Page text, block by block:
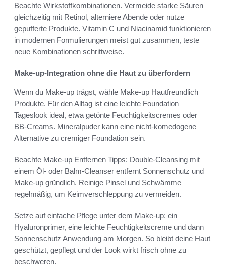
Beachte Wirkstoffkombinationen. Vermeide starke Säuren
gleichzeitig mit Retinol, alterniere Abende oder nutze
gepufferte Produkte. Vitamin C und Niacinamid funktionieren
in modernen Formulierungen meist gut zusammen, teste
neue Kombinationen schrittweise.
Make-up-Integration ohne die Haut zu überfordern
Wenn du Make-up trägst, wähle Make-up Hautfreundlich
Produkte. Für den Alltag ist eine leichte Foundation
Tageslook ideal, etwa getönte Feuchtigkeitscremes oder
BB-Creams. Mineralpuder kann eine nicht-komedogene
Alternative zu cremiger Foundation sein.
Beachte Make-up Entfernen Tipps: Double-Cleansing mit
einem Öl- oder Balm-Cleanser entfernt Sonnenschutz und
Make-up gründlich. Reinige Pinsel und Schwämme
regelmäßig, um Keimverschleppung zu vermeiden.
Setze auf einfache Pflege unter dem Make-up: ein
Hyaluronprimer, eine leichte Feuchtigkeitscreme und dann
Sonnenschutz Anwendung am Morgen. So bleibt deine Haut
geschützt, gepflegt und der Look wirkt frisch ohne zu
beschweren.